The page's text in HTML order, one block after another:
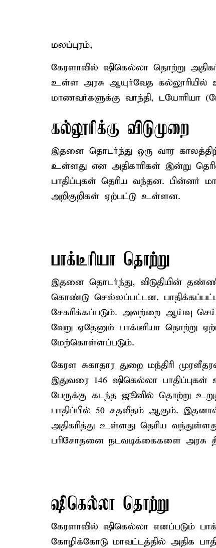
மலப்புரம்,
கேரளாவில் ஷிகெல்லா தொற்று
உள்ள அரசு ஆயுர்வேத கல்லூரியில்
மாணவர்களுக்கு வாந்தி, டயோரியா
கல்லூரிக்கு விடுமுறை
இதனை தொடர்ந்து ஒரு வார
உள்ளது என அதிகாரிகள் இன்று
பாதிப்புகள் தெரிய வந்தன. பின்னர்
அறிகுறிகள் ஏற்பட்டு உள்ளன.
பாக்டீரியா தொற்று
இதனை தொடர்ந்து, விடுதியின் தண்ணீர்
கொண்டு செல்லப்பட்டன.
சேகரிக்கப்படும். அவற்றை ஆய்வு
வேறு ஏதேனும் பாக்டீரியா தொற்று
மேற்கொள்ளப்படும்.
கேரள சுகாதார துறை மந்திரி
இதுவரை 146 ஷிகெல்லா
பேருக்கு கடந்த ஜூனில் தொற்று
பாதிப்பில் 50 சதவீதம் ஆகும்.
அதிகரித்து உள்ளது தெரிய
பரிசோதனை நடவடிக்கைகளை அரசு
ஷிகெல்லா தொற்று
கேரளாவில் ஷிகெல்லா எனப்படும்
கோழிக்கோடு மாவட்டத்தில் அதிக